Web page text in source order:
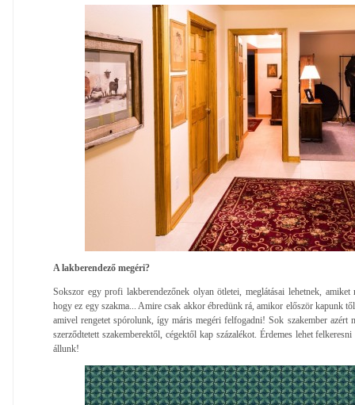
A lakberendező megéri?
Sokszor egy profi lakberendezőnek olyan ötletei, meglátásai lehetnek,
hogy ez egy szakma... Amire csak akkor ébredünk rá, amikor először kapunk
amivel rengetet spórolunk, így máris megéri felfogadni! Sok szakember azért
szerződtetett szakemberektől, cégektől kap százalékot. Érdemes lehet
állunk!